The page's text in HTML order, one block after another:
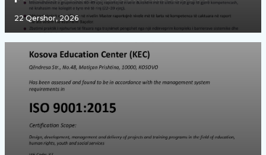
22 Qershor, 2026